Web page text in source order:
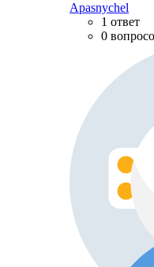
Apasnychel
1 ответ
0